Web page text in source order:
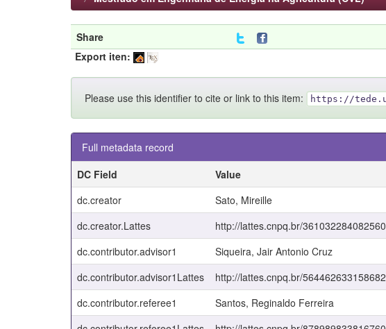
Share
Export iten:
Please use this identifier to cite or link to this item: https://
Full metadata record
DC Field
Value
dc.creator
Sato, Mireille
dc.creator.Lattes
http://lattes.cnpq.br/
dc.contributor.advisor1
Siqueira, Jair Antonio Cruz
dc.contributor.advisor1Lattes
http://lattes.cnpq.br/
dc.contributor.referee1
Santos, Reginaldo Ferreira